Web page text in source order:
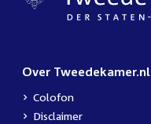
Over Tweedekamer.nl
Colofon
Disclaimer